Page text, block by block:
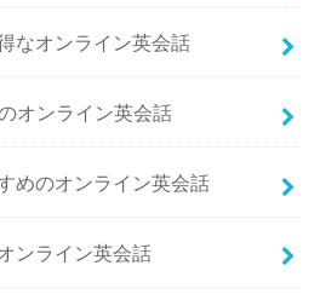
なオンライン英会話
オンライン英会話
めのオンライン英会話
ンライン英会話